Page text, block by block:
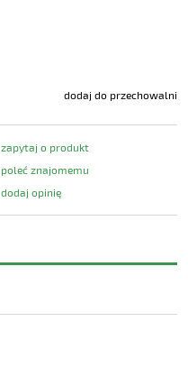
dodaj do przechowalni
zapytaj o produkt
poleć znajomemu
dodaj opinię